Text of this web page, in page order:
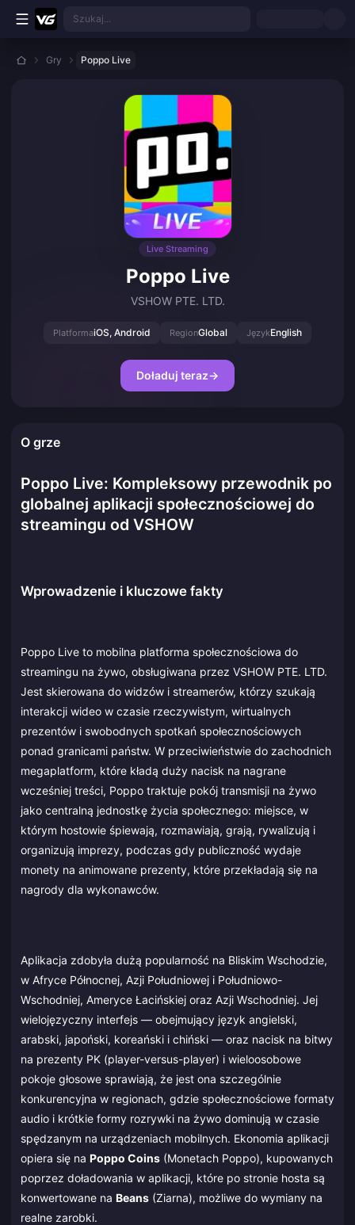
Przejdź do głównej treści
Szukaj...
Gry Poppo Live
Live Streaming
Poppo Live
VSHOW PTE. LTD.
PlatformaiOS, Android RegionGlobal JęzykEnglish
Doładuj teraz→
O grze
Poppo Live: Kompleksowy przewodnik po
globalnej aplikacji społecznościowej do
streamingu od VSHOW
Wprowadzenie i kluczowe fakty
Poppo Live to mobilna platforma społecznościowa do
streamingu na żywo, obsługiwana przez VSHOW PTE. LTD.
Jest skierowana do widzów i streamerów, którzy szukają
interakcji wideo w czasie rzeczywistym, wirtualnych
prezentów i swobodnych spotkań społecznościowych
ponad granicami państw. W przeciwieństwie do zachodnich
megaplatform, które kładą duży nacisk na nagrane
wcześniej treści, Poppo traktuje pokój transmisji na żywo
jako centralną jednostkę życia społecznego: miejsce, w
którym hostowie śpiewają, rozmawiają, grają, rywalizują i
organizują imprezy, podczas gdy publiczność wydaje
monety na animowane prezenty, które przekładają się na
nagrody dla wykonawców.
Aplikacja zdobyła dużą popularność na Bliskim Wschodzie,
w Afryce Północnej, Azji Południowej i Południowo-
Wschodniej, Ameryce Łacińskiej oraz Azji Wschodniej. Jej
wielojęzyczny interfejs — obejmujący język angielski,
arabski, japoński, koreański i chiński — oraz nacisk na bitwy
na prezenty PK (player-versus-player) i wieloosobowe
pokoje głosowe sprawiają, że jest ona szczególnie
konkurencyjna w regionach, gdzie społecznościowe formaty
audio i krótkie formy rozrywki na żywo dominują w czasie
spędzanym na urządzeniach mobilnych. Ekonomia aplikacji
opiera się na Poppo Coins (Monetach Poppo), kupowanych
poprzez doładowania w aplikacji, które po stronie hosta są
konwertowane na Beans (Ziarna), możliwe do wymiany na
realne zarobki.